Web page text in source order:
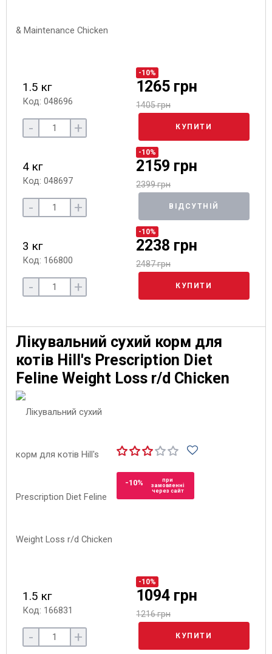
1.5 кг
Код: 048696
-10%
1265 грн
1405 грн
- + КУПИТИ
4 кг
Код: 048697
-10%
2159 грн
2399 грн
- + ВІДСУТНІЙ
3 кг
Код: 166800
-10%
2238 грн
2487 грн
- + КУПИТИ
Лікувальний сухий корм для
котів Hill's Prescription Diet
Feline Weight Loss r/d Chicken
-10%
при
замовленні
через сайт
1.5 кг
Код: 166831
-10%
1094 грн
1216 грн
- + КУПИТИ